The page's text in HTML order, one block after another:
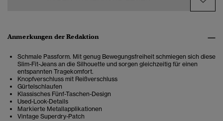
Anmerkungen der Redaktion
Schmale Passform. Mit genug Bewegungsfreiheit schmiegen sich diese
Slim-Fit-Jeans an die Silhouette und sorgen gleichzeitig für einen
entspannten Tragekomfort.
Knopfverschluss mit Reißverschluss
Gürtelschlaufen
Klassisches Fünf-Taschen-Design
Used-Look-Details
Markierte Metallapplikationen
Vintage Superdry-Patch